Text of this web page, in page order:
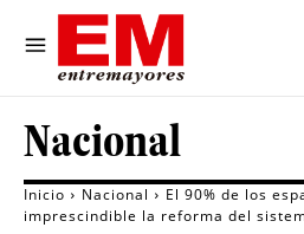
Nacional
Inicio Nacional
El 90% de los
imprescindible la reforma del